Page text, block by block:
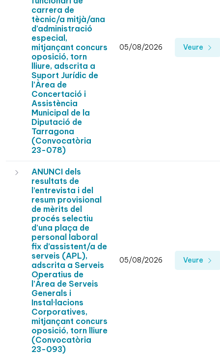
carrera de
tècnic/a mitjà/ana
d’administració
especial,
mitjançant concurs
oposició, torn
lliure, adscrita a
Suport Jurídic de
l’Àrea de
Concertació i
Assistència
Municipal de la
Diputació de
Tarragona
(Convocatòria
23-078)
05/08/2026 Veure
ANUNCI dels
resultats de
l’entrevista i del
resum provisional
de mèrits del
procés selectiu
d’una plaça de
personal laboral
fix d’assistent/a de
serveis (APL),
adscrita a Serveis
Operatius de
l’Àrea de Serveis
Generals i
Instal·lacions
Corporatives,
mitjançant concurs
oposició, torn lliure
(Convocatòria
23-093)
05/08/2026 Veure